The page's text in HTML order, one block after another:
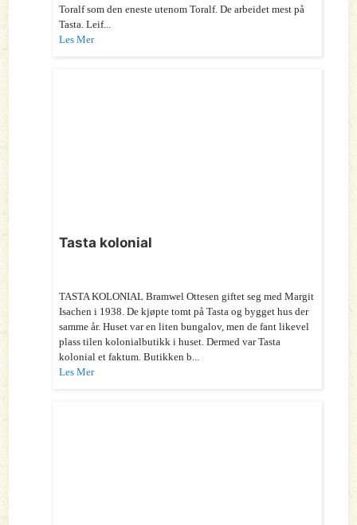
Toralf som den eneste utenom Toralf. De arbeidet mest på
Tasta. Leif...
Les Mer
Tasta kolonial
TASTA KOLONIAL Bramwel Ottesen giftet seg med Margit
Isachen i 1938. De kjøpte tomt på Tasta og bygget hus der
samme år. Huset var en liten bungalov, men de fant likevel
plass tilen kolonialbutikk i huset. Dermed var Tasta
kolonial et faktum. Butikken b...
Les Mer